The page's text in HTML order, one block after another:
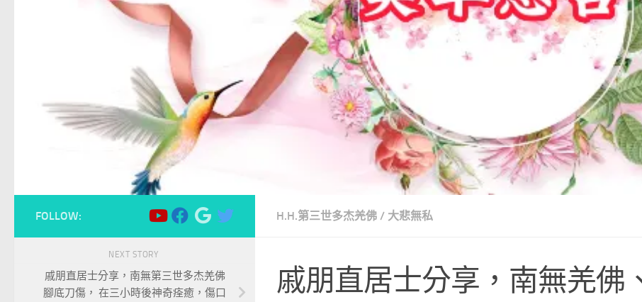
H.H.第三世多杰羌佛 / 大悲無私
戚朋直居士分享，南無羌佛
FOLLOW:
NEXT STORY
戚朋直居士分享，南無第三世多杰羌佛
腳底刀傷， 在三小時後神奇痊癒，傷口